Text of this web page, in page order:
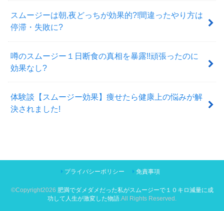
スムージーは朝,夜どっちが効果的?!間違ったやり方は
停滞・失敗に?
噂のスムージー１日断食の真相を暴露!!頑張ったのに
効果なし?
体験談【スムージー効果】痩せたら健康上の悩みが解
決されました!
プライバシーポリシー 免責事項
©Copyright2026 肥満でダメダメだった私がスムージーで１０キロ減量に成
功して人生が激変した物語 .All Rights Reserved.